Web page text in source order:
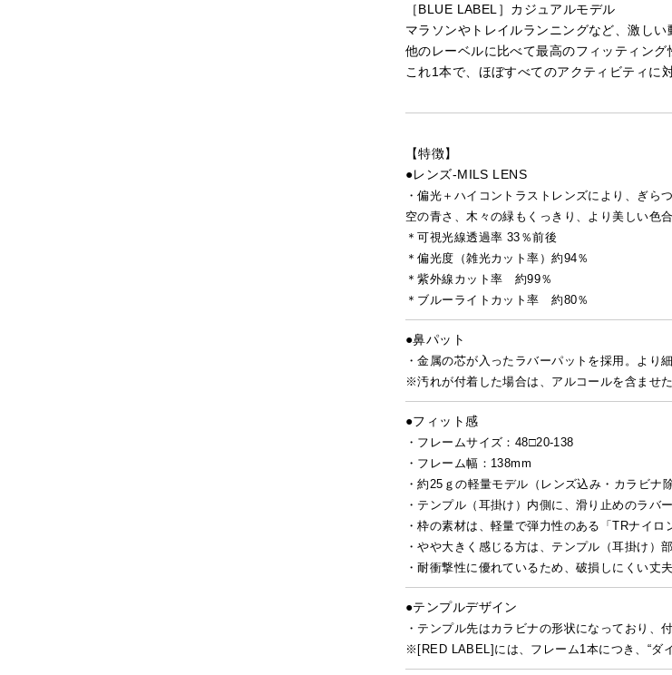
［BLUE LABEL］カジュアルモデル
マラソンやトレイルランニングなど、激し
他のレーベルに比べて最高のフィッティン
これ1本で、ほぼすべてのアクティビティに
【特徴】
●レンズ-MILS LENS
・偏光＋ハイコントラストレンズにより、ぎら
空の青さ、木々の緑もくっきり、より美しい色
＊可視光線透過率 33％前後
＊偏光度（雑光カット率）約94％
＊紫外線カット率 約99％
＊ブルーライトカット率 約80％
●鼻パット
・金属の芯が入ったラバーパットを採用。より
※汚れが付着した場合は、アルコールを含ませ
●フィット感
・フレームサイズ：48□20-138
・フレーム幅：138mm
・約25ｇの軽量モデル（レンズ込み・カラビナ除
・テンプル（耳掛け）内側に、滑り止めのラバ
・枠の素材は、軽量で弾力性のある「TRナイ
・やや大きく感じる方は、テンプル（耳掛け）
・耐衝撃性に優れているため、破損しにくい丈
●テンプルデザイン
・テンプル先はカラビナの形状になっており、
※[RED LABEL]には、フレーム1本につき、“ダ